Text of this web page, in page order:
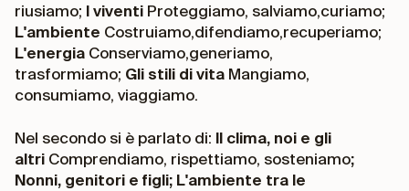
riusiamo; I viventi Proteggiamo, salviamo,curiamo;
L'ambiente Costruiamo,difendiamo,recuperiamo;
L'energia Conserviamo,generiamo,
trasformiamo; Gli stili di vita Mangiamo,
consumiamo, viaggiamo.
Nel secondo si è parlato di: Il clima, noi e gli
altri Comprendiamo, rispettiamo, sosteniamo;
Nonni, genitori e figli; L'ambiente tra le